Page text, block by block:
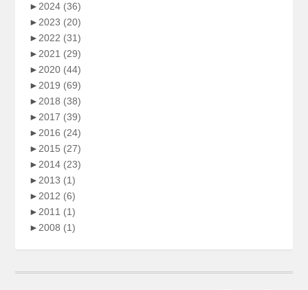
►2024 (36)
►2023 (20)
►2022 (31)
►2021 (29)
►2020 (44)
►2019 (69)
►2018 (38)
►2017 (39)
►2016 (24)
►2015 (27)
►2014 (23)
►2013 (1)
►2012 (6)
►2011 (1)
►2008 (1)